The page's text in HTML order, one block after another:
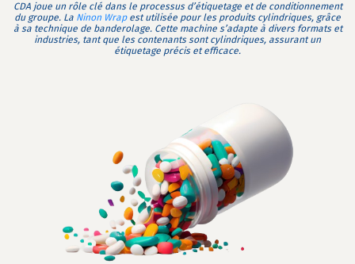
CDA joue un rôle clé dans le processus d’étiquetage et de conditionnement
du groupe. La Ninon Wrapest utilisée pour les produits cylindriques, grâce
à sa technique de banderolage. Cette machine s’adapte à divers formats et
industries, tant que les contenants sont cylindriques, assurant un
étiquetage précis et efficace.